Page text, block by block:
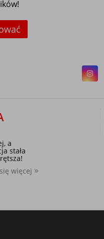
a
stała
więcej